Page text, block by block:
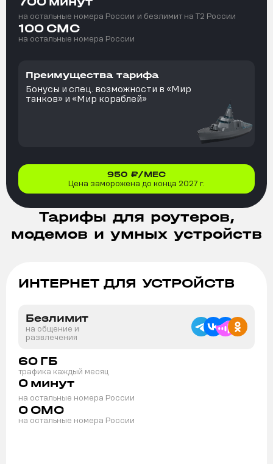
на остальные номера России и безлимит на T2 России
100 СМС
на остальные номера России
Преимущества тарифа
Бонусы и спец. возможности в «Мир
танков» и «Мир кораблей»
950 ₽/МЕС
Цена заморожена до конца 2027 г.
Тарифы для роутеров,
модемов и умных устройств
ИНТЕРНЕТ ДЛЯ УСТРОЙСТВ
Безлимит
на общение и
развлечения
60 ГБ
трафика каждый месяц
0 минут
на остальные номера России
0 СМС
на остальные номера России